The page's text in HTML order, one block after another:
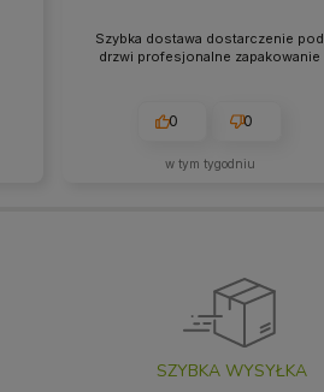
Szybka dostawa dostarczenie pod
drzwi profesjonalne zapakowanie
0 0
w tym tygodniu
SZYBKA WYSYŁKA